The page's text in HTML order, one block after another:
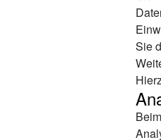
Sie